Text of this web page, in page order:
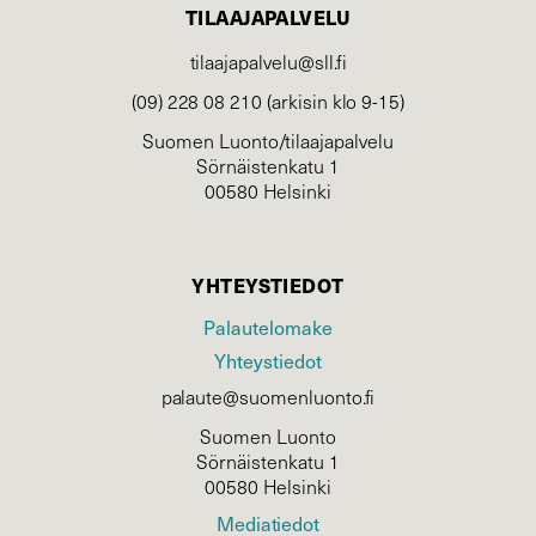
TILAAJAPALVELU
tilaajapalvelu@sll.fi
(09) 228 08 210 (arkisin klo 9-15)
Suomen Luonto/tilaajapalvelu
Sörnäistenkatu 1
00580 Helsinki
YHTEYSTIEDOT
Palautelomake
Yhteystiedot
palaute@suomenluonto.fi
Suomen Luonto
Sörnäistenkatu 1
00580 Helsinki
Mediatiedot